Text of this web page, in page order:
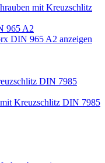
mit Kreuzschlitz
965 A2
DIN 965 A2 anzeigen
DIN 7985
Kreuzschlitz DIN 7985